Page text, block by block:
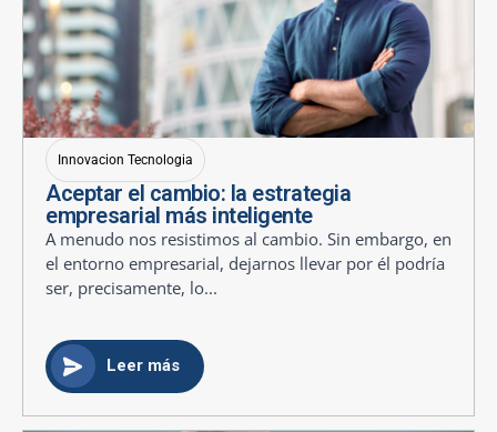
Innovacion Tecnologia
Aceptar el cambio: la estrategia
empresarial más inteligente
A menudo nos resistimos al cambio. Sin embargo, en
el entorno empresarial, dejarnos llevar por él podría
ser, precisamente, lo...
Leer más